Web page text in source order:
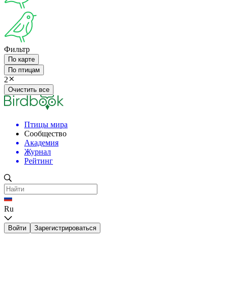
Фильтр
По карте
По птицам
2
Очистить все
Птицы мира
Сообщество
Академия
Журнал
Рейтинг
Ru
Войти Зарегистрироваться